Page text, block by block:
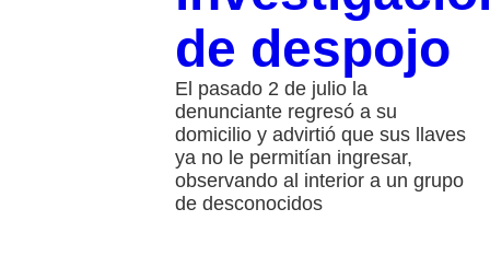
de despojo
El pasado 2 de julio la
denunciante regresó a su
domicilio y advirtió que sus llaves
ya no le permitían ingresar,
observando al interior a un grupo
de desconocidos